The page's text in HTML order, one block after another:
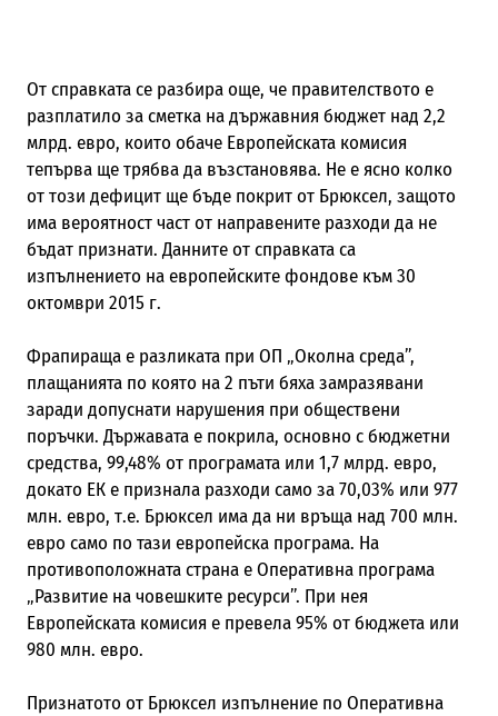
От справката се разбира още, че правителството е
разплатило за сметка на държавния бюджет над 2,2
млрд. евро, които обаче Европейската комисия
тепърва ще трябва да възстановява. Не е ясно колко
от този дефицит ще бъде покрит от Брюксел, защото
има вероятност част от направените разходи да не
бъдат признати. Данните от справката са
изпълнението на европейските фондове към 30
октомври 2015 г.
Фрапираща е разликата при ОП „Околна среда”,
плащанията по която на 2 пъти бяха замразявани
заради допуснати нарушения при обществени
поръчки. Държавата е покрила, основно с бюджетни
средства, 99,48% от програмата или 1,7 млрд. евро,
докато ЕК е признала разходи само за 70,03% или 977
млн. евро, т.е. Брюксел има да ни връща над 700 млн.
евро само по тази европейска програма. На
противоположната страна е Оперативна програма
„Развитие на човешките ресурси”. При нея
Европейската комисия е превела 95% от бюджета или
980 млн. евро.
Признатото от Брюксел изпълнение по Оперативна